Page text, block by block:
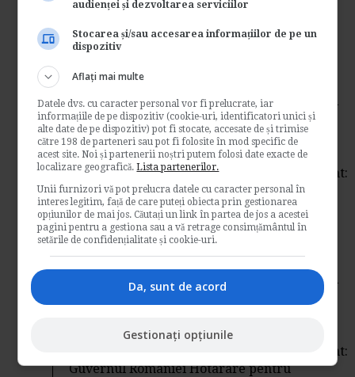
privind...
Resurse juridice
Monitorul Oficial nr. 785 din
04 Noiembrie 2011
deWww.e-juridic.ro
Actul nr. 1051 din 19 Octombrie 2011 Emitent:
Guvernul Romaniei Hotarare pentru...
Resurse juridice
→Citeste mai departe
Monitorul Oficial nr. 784 din
04 Noiembrie 2011
Www.e-juridic.ro
Actul nr. 1046 din 19 Octombrie 2011 Emitent:
Guvernul Romaniei Hotarare pentru
audienței și dezvoltarea serviciilor
Stocarea și/sau accesarea informațiilor de pe un
dispozitiv
Aflați mai multe
Datele dvs. cu caracter personal vor fi prelucrate, iar
informațiile de pe dispozitiv (cookie-uri, identificatori unici și
alte date de pe dispozitiv) pot fi stocate, accesate de și trimise
către 198 de parteneri sau pot fi folosite în mod specific de
acest site. Noi și partenerii noștri putem folosi date exacte de
localizare geografică.Lista partenerilor.
Unii furnizori vă pot prelucra datele cu caracter personal în
interes legitim, față de care puteți obiecta prin gestionarea
opțiunilor de mai jos. Căutați un link în partea de jos a acestei
pagini pentru a gestiona sau a vă retrage consimțământul în
setările de confidențialitate și cookie-uri.
Da, sunt de acord
Gestionați opțiunile